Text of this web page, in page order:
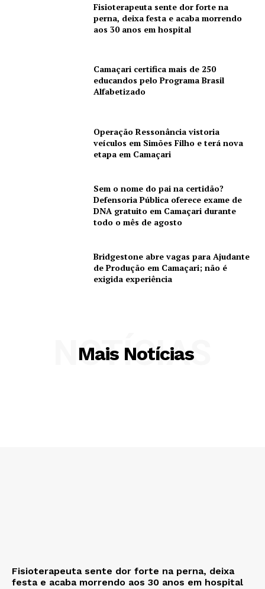
Fisioterapeuta sente dor forte na
perna, deixa festa e acaba morrendo
aos 30 anos em hospital
Camaçari certifica mais de 250
educandos pelo Programa Brasil
Alfabetizado
Operação Ressonância vistoria
veículos em Simões Filho e terá nova
etapa em Camaçari
Sem o nome do pai na certidão?
Defensoria Pública oferece exame de
DNA gratuito em Camaçari durante
todo o mês de agosto
Bridgestone abre vagas para Ajudante
de Produção em Camaçari; não é
exigida experiência
Mais Notícias
NOTÍCIAS
Fisioterapeuta sente dor forte na perna, deixa
festa e acaba morrendo aos 30 anos em hospital